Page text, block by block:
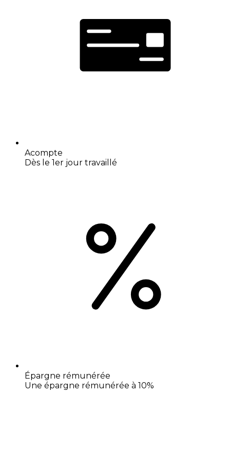
Acompte
Dès le 1er jour travaillé
Épargne rémunérée
Une épargne rémunérée à 10%